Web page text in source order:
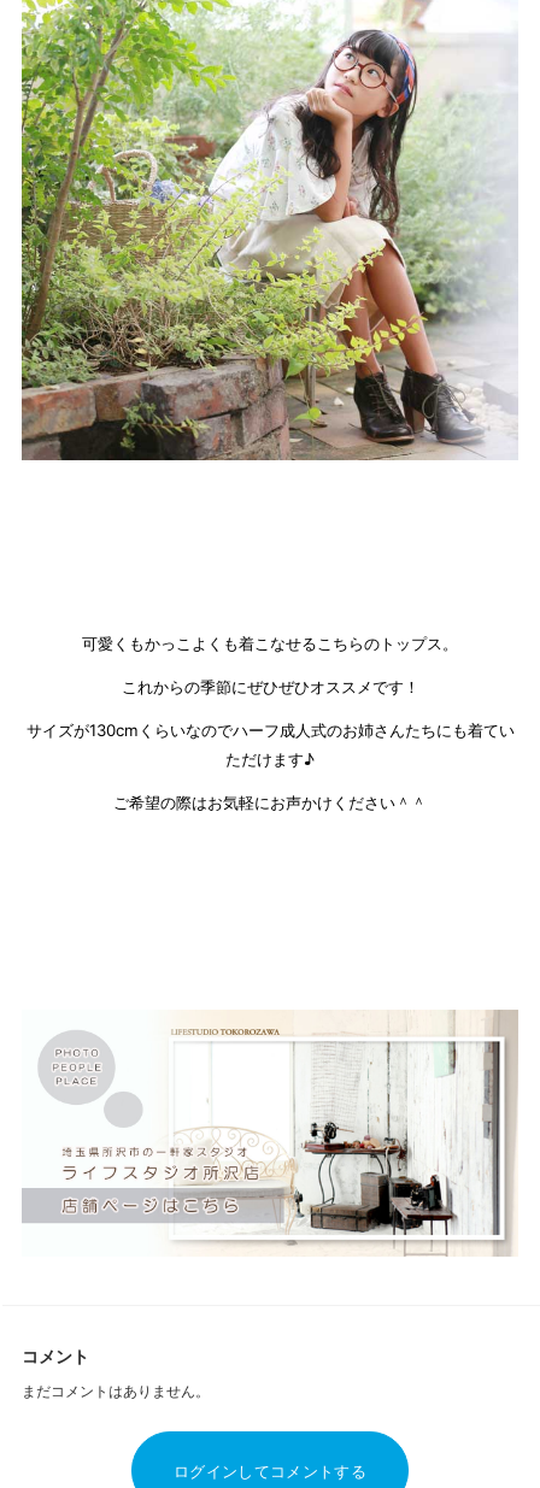
可愛くもかっこよくも着こなせるこちらのトップス。
これからの季節にぜひぜひオススメです！
サイズが130cmくらいなのでハーフ成人式のお姉さんたちにも着てい
ただけます♪
ご希望の際はお気軽にお声かけください＾＾
コメント
まだコメントはありません。
ログインしてコメントする